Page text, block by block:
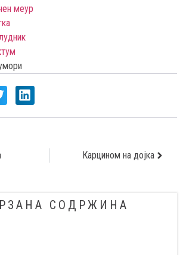
меур
Карцином на дојка
СОДРЖИНА